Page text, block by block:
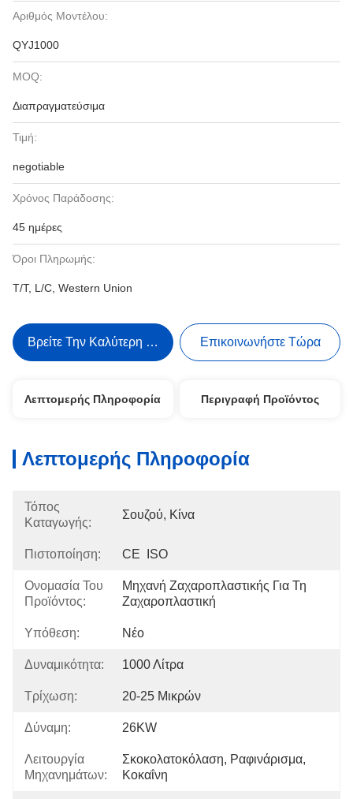
Αριθμός Μοντέλου:
QYJ1000
MOQ:
Διαπραγματεύσιμα
Τιμή:
negotiable
Χρόνος Παράδοσης:
45 ημέρες
Όροι Πληρωμής:
T/T, L/C, Western Union
Βρείτε Την Καλύτερη Τιμή Επικοινωνήστε Τώρα
Λεπτομερής Πληροφορία Περιγραφή Προϊόντος
Λεπτομερής Πληροφορία
Τόπος
Καταγωγής:
Σουζού, Κίνα
Πιστοποίηση: CE  ISO
Ονομασία Του
Προϊόντος:
Μηχανή Ζαχαροπλαστικής Για Τη
Ζαχαροπλαστική
Υπόθεση: Νέο
Δυναμικότητα: 1000 Λίτρα
Τρίχωση: 20-25 Μικρών
Δύναμη: 26KW
Λειτουργία
Μηχανημάτων:
Σκοκολατοκόλαση, Ραφινάρισμα,
Κοκαΐνη